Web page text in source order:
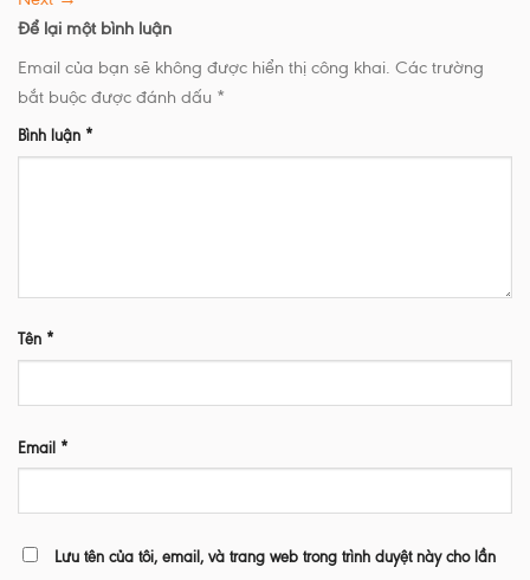
Để lại một bình luận
Email của bạn sẽ không được hiển thị công khai. Các trường
bắt buộc được đánh dấu *
Bình luận *
Tên *
Email *
Lưu tên của tôi, email, và trang web trong trình duyệt này cho lần